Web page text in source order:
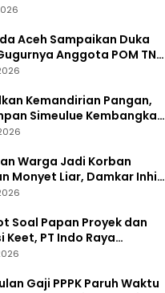
WO 3-0
Aceh Sampaikan Duka
Anggota POM TNI
Kejar Bandar Narkoba
Kemandirian Pangan,
Simeulue Kembangkan
Hortikultura
Warga Jadi Korban
Monyet Liar, Damkar Inhil
15 Personel
Soal Papan Proyek dan
Keet, PT Indo Raya
Berikan Penjelasan
Gaji PPPK Paruh Waktu